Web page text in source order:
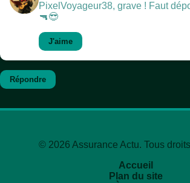
PixelVoyageur38, grave ! Faut
🔫😎
J'aime
Répondre
© 2026 Assurance Actu. Tous
Accueil
Plan du site